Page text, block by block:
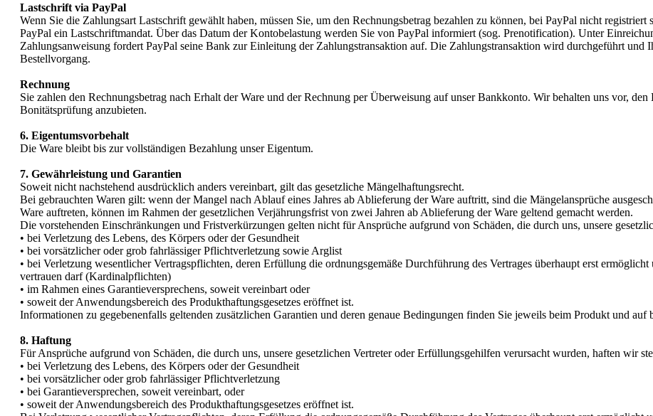
Lastschrift via PayPal
Wenn Sie die Zahlungsart Lastschrift gewählt haben, müssen Sie, um den Rechnungsbetrag bezahlen zu können, bei PayPal nicht
PayPal ein Lastschriftmandat. Über das Datum der Kontobelastung werden Sie von PayPal informiert (sog. Prenotification). Unter
Zahlungsanweisung fordert PayPal seine Bank zur Einleitung der Zahlungstransaktion auf. Die Zahlungstransaktion wird durchgeführt und
Bestellvorgang.
Rechnung
Sie zahlen den Rechnungsbetrag nach Erhalt der Ware und der Rechnung per Überweisung auf unser Bankkonto. Wir behalten uns vor,
Bonitätsprüfung anzubieten.
6. Eigentumsvorbehalt
Die Ware bleibt bis zur vollständigen Bezahlung unser Eigentum.
7. Gewährleistung und Garantien
Soweit nicht nachstehend ausdrücklich anders vereinbart, gilt das gesetzliche Mängelhaftungsrecht.
Bei gebrauchten Waren gilt: wenn der Mangel nach Ablauf eines Jahres ab Ablieferung der Ware auftritt, sind die Mängelansprüche
Ware auftreten, können im Rahmen der gesetzlichen Verjährungsfrist von zwei Jahren ab Ablieferung der Ware geltend gemacht werden.
Die vorstehenden Einschränkungen und Fristverkürzungen gelten nicht für Ansprüche aufgrund von Schäden, die durch uns, unsere
• bei Verletzung des Lebens, des Körpers oder der Gesundheit
• bei vorsätzlicher oder grob fahrlässiger Pflichtverletzung sowie Arglist
• bei Verletzung wesentlicher Vertragspflichten, deren Erfüllung die ordnungsgemäße Durchführung des Vertrages überhaupt erst
vertrauen darf (Kardinalpflichten)
• im Rahmen eines Garantieversprechens, soweit vereinbart oder
• soweit der Anwendungsbereich des Produkthaftungsgesetzes eröffnet ist.
Informationen zu gegebenenfalls geltenden zusätzlichen Garantien und deren genaue Bedingungen finden Sie jeweils beim Produkt und
8. Haftung
Für Ansprüche aufgrund von Schäden, die durch uns, unsere gesetzlichen Vertreter oder Erfüllungsgehilfen verursacht wurden, haften wir
• bei Verletzung des Lebens, des Körpers oder der Gesundheit
• bei vorsätzlicher oder grob fahrlässiger Pflichtverletzung
• bei Garantieversprechen, soweit vereinbart, oder
• soweit der Anwendungsbereich des Produkthaftungsgesetzes eröffnet ist.